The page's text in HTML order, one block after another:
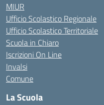
MIUR
Ufficio Scolastico Regionale
Ufficio Scolastico Territoriale
Scuola in Chiaro
Iscrizioni On Line
Invalsi
Comune
La Scuola